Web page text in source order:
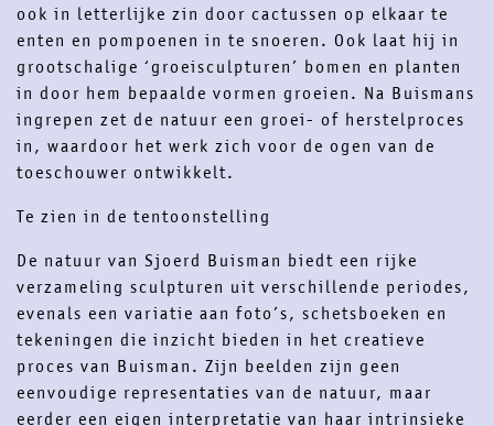
ook in letterlijke zin door cactussen op elkaar te
enten en pompoenen in te snoeren. Ook laat hij in
grootschalige ‘groeisculpturen’ bomen en planten
in door hem bepaalde vormen groeien. Na Buismans
ingrepen zet de natuur een groei- of herstelproces
in, waardoor het werk zich voor de ogen van de
toeschouwer ontwikkelt.
Te zien in de tentoonstelling
De natuur van Sjoerd Buisman biedt een rijke
verzameling sculpturen uit verschillende periodes,
evenals een variatie aan foto’s, schetsboeken en
tekeningen die inzicht bieden in het creatieve
proces van Buisman. Zijn beelden zijn geen
eenvoudige representaties van de natuur, maar
eerder een eigen interpretatie van haar intrinsieke